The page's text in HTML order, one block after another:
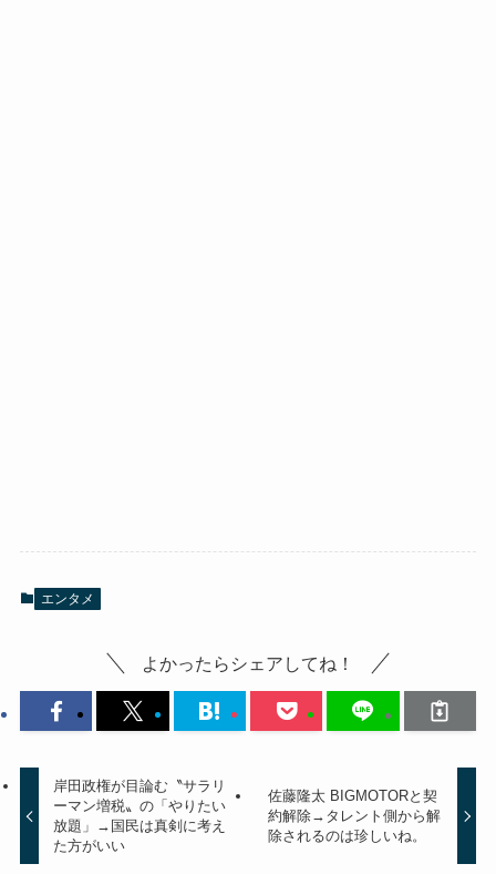
エンタメ
よかったらシェアしてね！
岸田政権が目論む〝サラリ
ーマン増税〟の「やりたい
放題」→国民は真剣に考え
た方がいい
佐藤隆太 BIGMOTORと契
約解除→タレント側から解
除されるのは珍しいね。